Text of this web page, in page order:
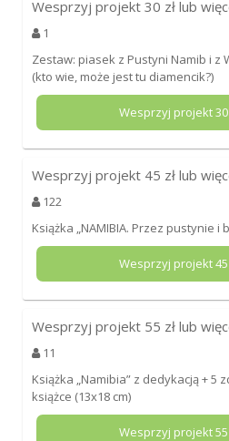
Wesprzyj projekt 30 zł lub
1
Zestaw: piasek z Pustyni Namib i z
(kto wie, może jest tu diamencik?)
Wesprzyj projekt30
Wesprzyj projekt 45 zł lub
122
Książka „NAMIBIA. Przez pustynie i
Wesprzyj projekt45
Wesprzyj projekt 55 zł lub
11
Książka „Namibia” z dedykacją + 5
książce (13x18 cm)
Wesprzyj projekt55